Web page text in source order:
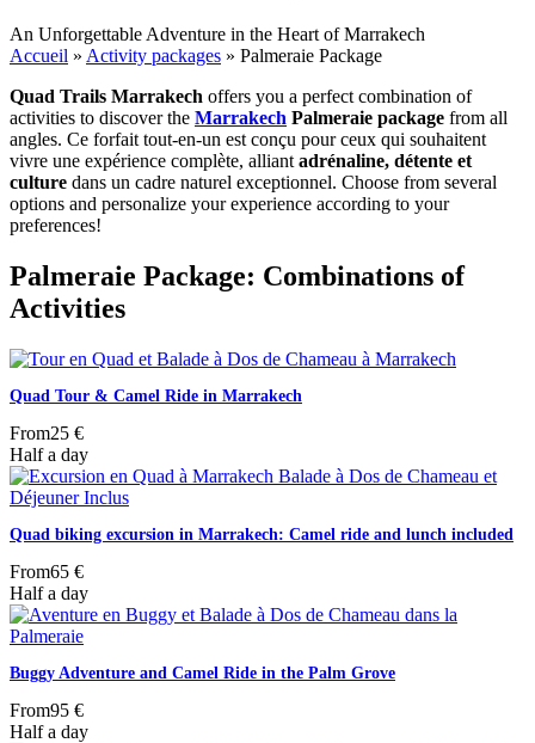
An Unforgettable Adventure in the Heart of Marrakech
Accueil » Activity packages » Palmeraie Package
Quad Trails Marrakech offers you a perfect combination of
activities to discover the Marrakech Palmeraie package from all
angles. Ce forfait tout-en-un est conçu pour ceux qui souhaitent
vivre une expérience complète, alliant adrénaline, détente et
culture dans un cadre naturel exceptionnel. Choose from several
options and personalize your experience according to your
preferences!
Palmeraie Package: Combinations of
Activities
Quad Tour & Camel Ride in Marrakech
From25 €
Half a day
Quad biking excursion in Marrakech: Camel ride and lunch included
From65 €
Half a day
Buggy Adventure and Camel Ride in the Palm Grove
From95 €
Half a day